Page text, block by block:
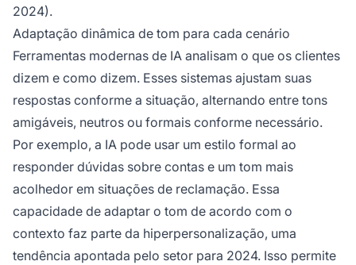
2024).
Adaptação dinâmica de tom para cada cenário
Ferramentas modernas de IA analisam o que os clientes
dizem e como dizem. Esses sistemas ajustam suas
respostas conforme a situação, alternando entre tons
amigáveis, neutros ou formais conforme necessário.
Por exemplo, a IA pode usar um estilo formal ao
responder dúvidas sobre contas e um tom mais
acolhedor em situações de reclamação. Essa
capacidade de adaptar o tom de acordo com o
contexto faz parte da hiperpersonalização, uma
tendência apontada pelo setor para 2024. Isso permite